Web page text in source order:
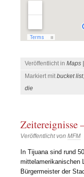
Veröffentlicht inMaps
Markiert mitbucket list
die
Zeitereignisse
Veröffentlicht vonMFM
In Tijuana sind rund
mittelamerikanischen
Bürgermeister der